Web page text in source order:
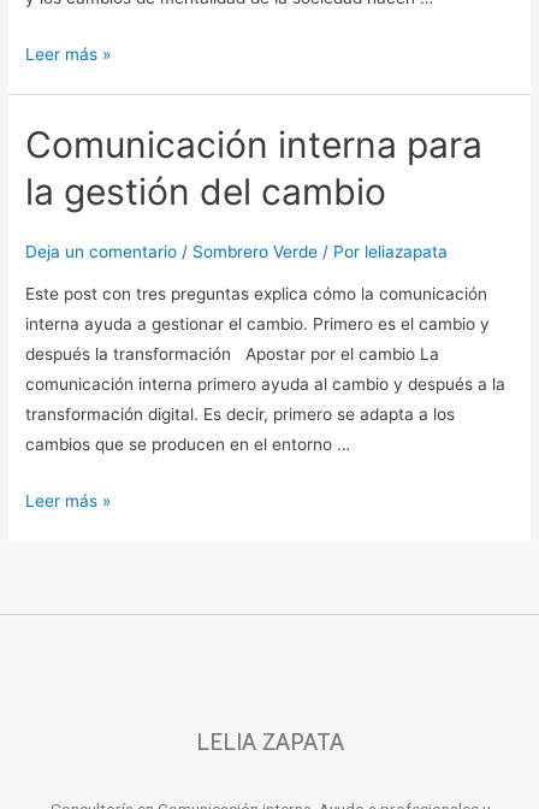
Leer más »
Comunicación interna para
la gestión del cambio
Deja un comentario / Sombrero Verde / Por leliazapata
Este post con tres preguntas explica cómo la comunicación
interna ayuda a gestionar el cambio. Primero es el cambio y
después la transformación Apostar por el cambio La
comunicación interna primero ayuda al cambio y después a la
transformación digital. Es decir, primero se adapta a los
cambios que se producen en el entorno …
Comunicación
interna
para
gestión
del
cambio
Leer más »
LELIA ZAPATA